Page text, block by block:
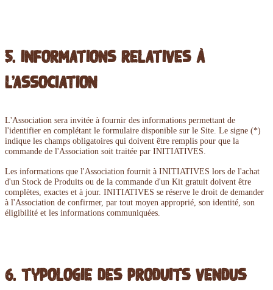
5. Informations relatives à
l'association
L'Association sera invitée à fournir des informations permettant de
l'identifier en complétant le formulaire disponible sur le Site. Le signe (*)
indique les champs obligatoires qui doivent être remplis pour que la
commande de l'Association soit traitée par INITIATIVES.
Les informations que l'Association fournit à INITIATIVES lors de l'achat
d'un Stock de Produits ou de la commande d'un Kit gratuit doivent être
complètes, exactes et à jour. INITIATIVES se réserve le droit de demander
à l'Association de confirmer, par tout moyen approprié, son identité, son
éligibilité et les informations communiquées.
6. Typologie des produits vendus